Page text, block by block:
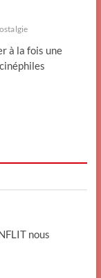
à la fois une
nous